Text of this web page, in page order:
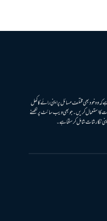
وہ خود بھی مختلف مسائل پر اپنی رائے کا کھل
کا استعمال کریں۔ جو بھی ویب سائٹ پر لکھنے
نگارشات شامل کرسکتا ہے۔